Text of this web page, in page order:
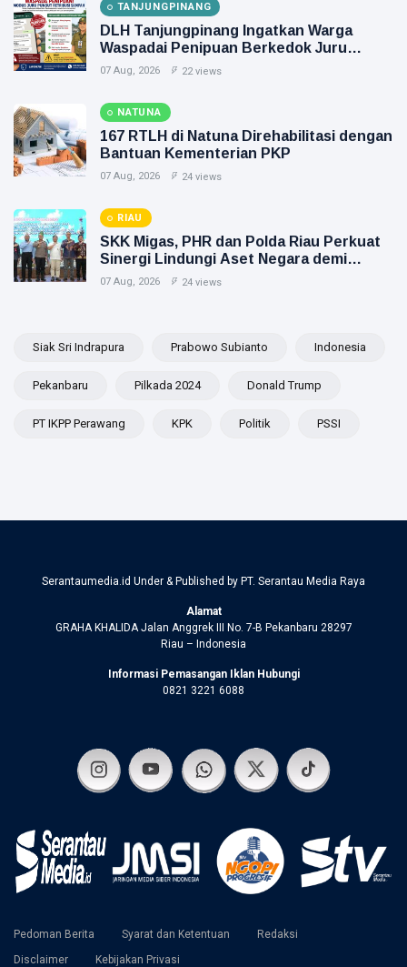
TANJUNGPINANG
DLH Tanjungpinang Ingatkan Warga
Waspadai Penipuan Berkedok Juru
Pungut Retribusi Sampah
07 Aug, 2026 22 views
NATUNA
167 RTLH di Natuna Direhabilitasi dengan
Bantuan Kementerian PKP
07 Aug, 2026 24 views
RIAU
SKK Migas, PHR dan Polda Riau Perkuat
Sinergi Lindungi Aset Negara demi
Menjaga Ketahanan Energi Nasional
07 Aug, 2026 24 views
Siak Sri Indrapura Prabowo Subianto Indonesia
Pekanbaru Pilkada 2024 Donald Trump
PT IKPP Perawang KPK Politik PSSI
Serantaumedia.id Under & Published by PT. Serantau Media Raya
Alamat
GRAHA KHALIDA Jalan Anggrek III No. 7-B Pekanbaru 28297
Riau – Indonesia
Informasi Pemasangan Iklan Hubungi
0821 3221 6088
Pedoman Berita Syarat dan Ketentuan
Redaksi
Disclaimer
Kebijakan Privasi